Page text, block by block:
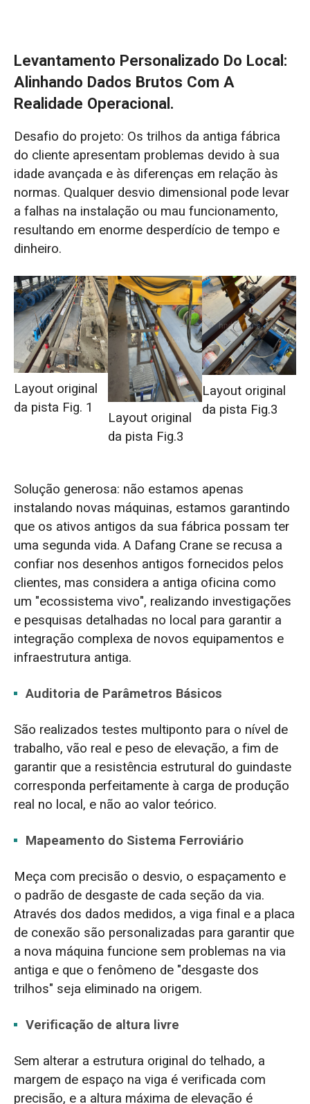
Levantamento Personalizado Do Local:
Alinhando Dados Brutos Com A
Realidade Operacional.
Desafio do projeto: Os trilhos da antiga fábrica
do cliente apresentam problemas devido à sua
idade avançada e às diferenças em relação às
normas. Qualquer desvio dimensional pode levar
a falhas na instalação ou mau funcionamento,
resultando em enorme desperdício de tempo e
dinheiro.
Layout original
da pista Fig. 1
Layout original
da pista Fig.3
Layout original
da pista Fig.3
Solução generosa: não estamos apenas
instalando novas máquinas, estamos garantindo
que os ativos antigos da sua fábrica possam ter
uma segunda vida. A Dafang Crane se recusa a
confiar nos desenhos antigos fornecidos pelos
clientes, mas considera a antiga oficina como
um "ecossistema vivo", realizando investigações
e pesquisas detalhadas no local para garantir a
integração complexa de novos equipamentos e
infraestrutura antiga.
Auditoria de Parâmetros Básicos
São realizados testes multiponto para o nível de
trabalho, vão real e peso de elevação, a fim de
garantir que a resistência estrutural do guindaste
corresponda perfeitamente à carga de produção
real no local, e não ao valor teórico.
Mapeamento do Sistema Ferroviário
Meça com precisão o desvio, o espaçamento e
o padrão de desgaste de cada seção da via.
Através dos dados medidos, a viga final e a placa
de conexão são personalizadas para garantir que
a nova máquina funcione sem problemas na via
antiga e que o fenômeno de "desgaste dos
trilhos" seja eliminado na origem.
Verificação de altura livre
Sem alterar a estrutura original do telhado, a
margem de espaço na viga é verificada com
precisão, e a altura máxima de elevação é